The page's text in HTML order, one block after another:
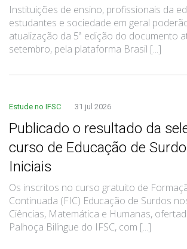
Instituições de ensino, profissionais da
estudantes e sociedade em geral
atualização da 5ª edição do documento
setembro, pela plataforma Brasil [...]
Estude no IFSC 31 jul 2026
Publicado o resultado da
curso de Educação de
Iniciais
Os inscritos no curso gratuito de
Continuada (FIC) Educação de Surdos
Ciências, Matemática e Humanas,
Palhoça Bilíngue do IFSC, com [...]